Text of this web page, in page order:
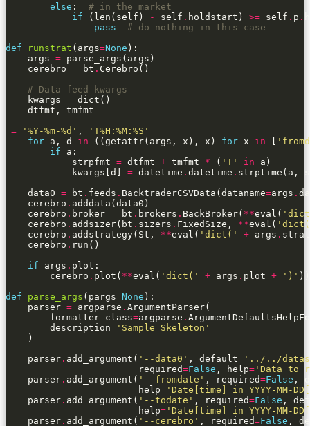
else : # in the market
if (len(self) - self . holdstart) >= self . p .
pass
# do nothing in this case
def
runstrat (args=None
    args
=
    cerebro
= bt .
# Data feed kwargs
    kwargs
=
=
'%Y-%m-%d ' ,
'T%H:%M:%S'
for a, d in ((getattr(args, x), x) for x in [
if
            strpfmt
= dtfmt + tmfmt * ( 'T' in
            kwargs[d]
= datetime . datetime .
    data0
= bt . feeds . BacktraderCSVData(dataname=args .
    cerebro
.
    cerebro
. broker = bt . brokers . BackBroker( **eval(
    cerebro
. addsizer(bt . sizers . FixedSize, **eval(
    cerebro
. addstrategy(St, **eval( 'dict(' + args .
    cerebro
.
if args .
        cerebro
. plot( **eval( 'dict(' + args . plot +
')'
def
parse_args (pargs=None
    parser
= argparse .
        formatter_class
=argparse .
        description
= 'Sample Skeleton'
    parser
. add_argument( '--data0' , default= '../../datas/
                        required
=False , help= 'Data to
    parser
. add_argument( '--fromdate' , required=False ,
                        help
= 'Date[time] in YYYY-MM-
    parser
. add_argument( '--todate' , required=False ,
                        help
= 'Date[time] in YYYY-MM-
    parser
. add_argument( '--cerebro' , required=False ,